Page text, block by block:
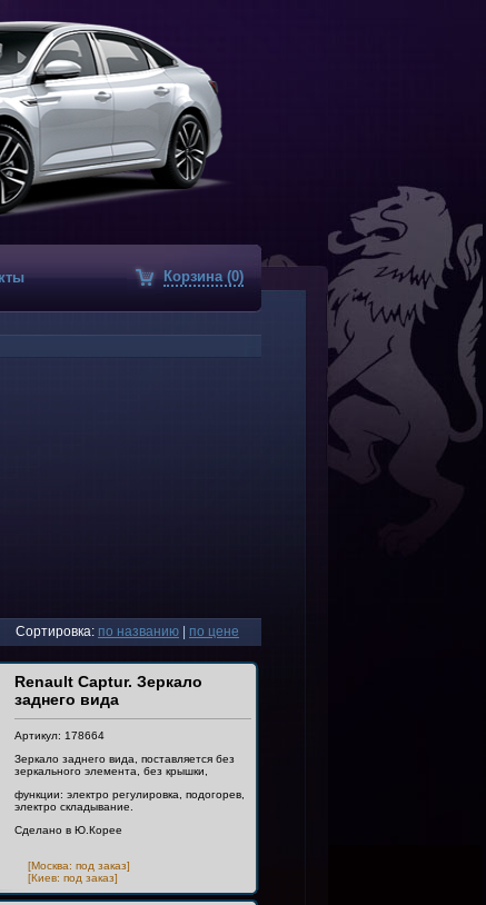
Корзина (0)
Сортировка: по названию по цене
Renault Captur. Зеркало
заднего вида
Артикул: 178664
Зеркало заднего вида, поставляется без
зеркального элемента, без крышки,
функции: электро регулировка, подогорев,
электро складывание.
Сделано в Ю.Корее
[Москва: под заказ]
[Киев: под заказ]